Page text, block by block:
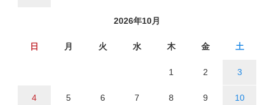
2026年10月
日 月 火 水 木 金 土
1 2 3
4 5 6 7 8 9 10